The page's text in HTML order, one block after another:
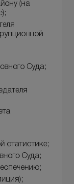
(на
Суда;
статистике;
Суда;